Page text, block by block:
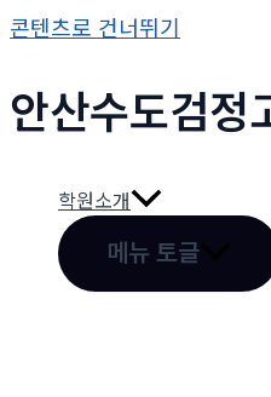
콘텐츠로 건너뛰기
안산수도검정
학원소개
메뉴 토글